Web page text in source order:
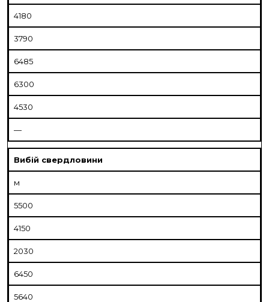
4180
3790
6485
6300
4530
—
Вибій свердловини
м
5500
4150
2030
6450
5640